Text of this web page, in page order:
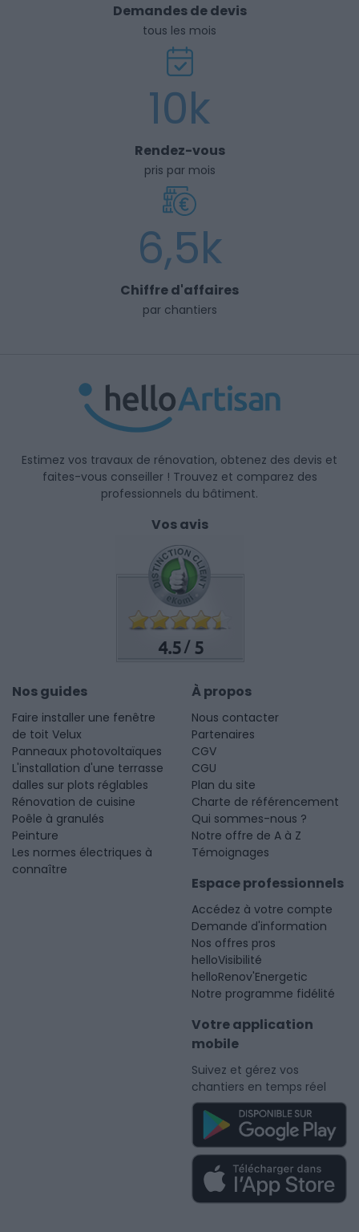
Demandes de devis
tous les mois
10k
Rendez-vous
pris par mois
6,5k
Chiffre d'affaires
par chantiers
Estimez vos travaux de rénovation, obtenez des devis et
faites-vous conseiller ! Trouvez et comparez des
professionnels du bâtiment.
Vos avis
4.5 /5
Nos guides
Faire installer une fenêtre
de toit Velux
Panneaux photovoltaïques
L'installation d'une terrasse
dalles sur plots réglables
Rénovation de cuisine
Poêle à granulés
Peinture
Les normes électriques à
connaître
À propos
Nous contacter
Partenaires
CGV
CGU
Plan du site
Charte de référencement
Qui sommes-nous ?
Notre offre de A à Z
Témoignages
Espace professionnels
Accédez à votre compte
Demande d'information
Nos offres pros
helloVisibilité
helloRenov'Energetic
Notre programme fidélité
Votre application
mobile
Suivez et gérez vos
chantiers en temps réel